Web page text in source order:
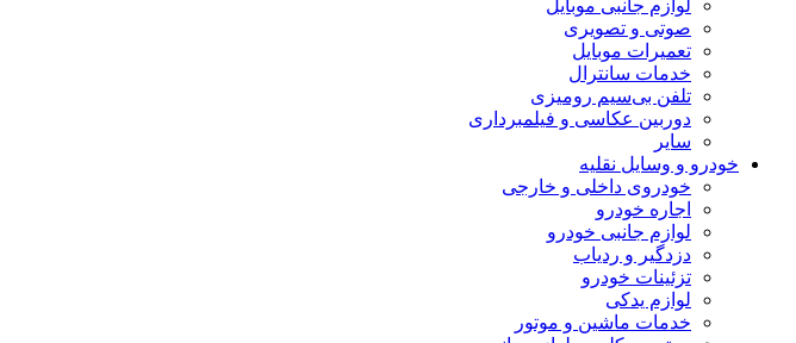
لوازم جانبی موبایل
صوتی و تصویری
تعمیرات موبایل
خدمات سانترال
تلفن بی‌سیم رومیزی
دوربین عکاسی و فیلمبرداری
سایر
خودرو و وسایل نقلیه
خودروی داخلی و خارجی
اجاره خودرو
لوازم جانبی خودرو
دزدگیر و ردیاب
تزئینات خودرو
لوازم یدکی
خدمات ماشین و موتور